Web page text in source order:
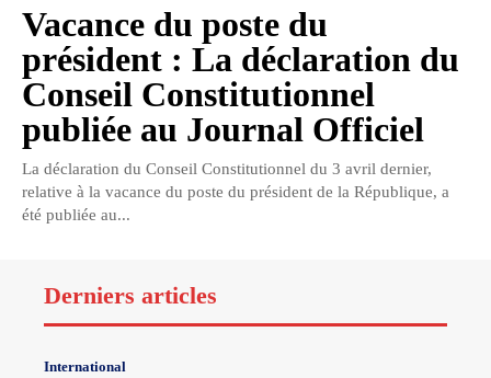
Vacance du poste du
président : La déclaration du
Conseil Constitutionnel
publiée au Journal Officiel
La déclaration du Conseil Constitutionnel du 3 avril dernier,
relative à la vacance du poste du président de la République, a
été publiée au...
Derniers articles
International